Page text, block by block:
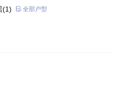
(1) 全部户型